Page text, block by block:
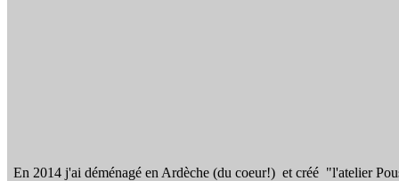
En 2014 j'ai déménagé en Ardèche (du coeur!) et créé "l'atelier